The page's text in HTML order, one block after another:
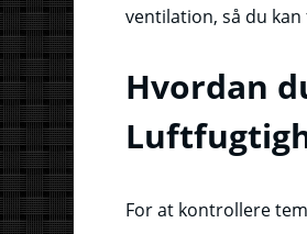
ventilation, så du
Hvordan
For at kontrollere